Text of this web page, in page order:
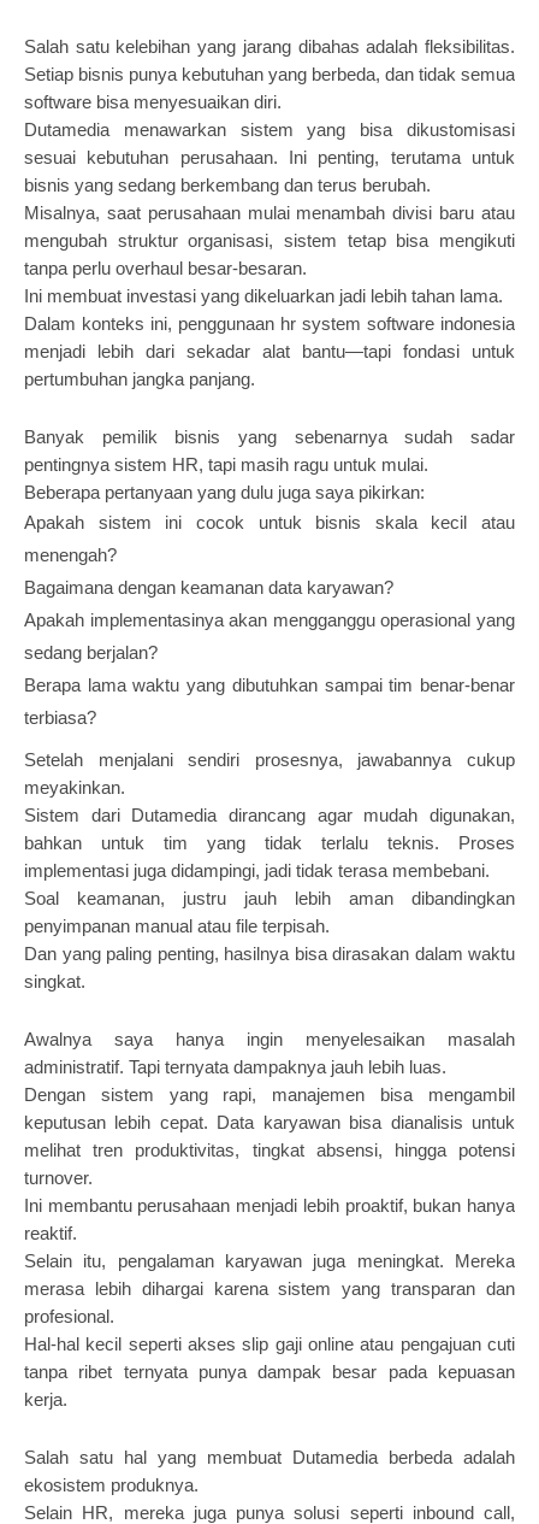
Salah satu kelebihan yang jarang dibahas adalah fleksibilitas.
Setiap bisnis punya kebutuhan yang berbeda, dan tidak semua
software bisa menyesuaikan diri.
Dutamedia menawarkan sistem yang bisa dikustomisasi
sesuai kebutuhan perusahaan. Ini penting, terutama untuk
bisnis yang sedang berkembang dan terus berubah.
Misalnya, saat perusahaan mulai menambah divisi baru atau
mengubah struktur organisasi, sistem tetap bisa mengikuti
tanpa perlu overhaul besar-besaran.
Ini membuat investasi yang dikeluarkan jadi lebih tahan lama.
Dalam konteks ini, penggunaan hr system software indonesia
menjadi lebih dari sekadar alat bantu—tapi fondasi untuk
pertumbuhan jangka panjang.
Banyak pemilik bisnis yang sebenarnya sudah sadar
pentingnya sistem HR, tapi masih ragu untuk mulai.
Beberapa pertanyaan yang dulu juga saya pikirkan:
Apakah sistem ini cocok untuk bisnis skala kecil atau
menengah?
Bagaimana dengan keamanan data karyawan?
Apakah implementasinya akan mengganggu operasional yang
sedang berjalan?
Berapa lama waktu yang dibutuhkan sampai tim benar-benar
terbiasa?
Setelah menjalani sendiri prosesnya, jawabannya cukup
meyakinkan.
Sistem dari Dutamedia dirancang agar mudah digunakan,
bahkan untuk tim yang tidak terlalu teknis. Proses
implementasi juga didampingi, jadi tidak terasa membebani.
Soal keamanan, justru jauh lebih aman dibandingkan
penyimpanan manual atau file terpisah.
Dan yang paling penting, hasilnya bisa dirasakan dalam waktu
singkat.
Awalnya saya hanya ingin menyelesaikan masalah
administratif. Tapi ternyata dampaknya jauh lebih luas.
Dengan sistem yang rapi, manajemen bisa mengambil
keputusan lebih cepat. Data karyawan bisa dianalisis untuk
melihat tren produktivitas, tingkat absensi, hingga potensi
turnover.
Ini membantu perusahaan menjadi lebih proaktif, bukan hanya
reaktif.
Selain itu, pengalaman karyawan juga meningkat. Mereka
merasa lebih dihargai karena sistem yang transparan dan
profesional.
Hal-hal kecil seperti akses slip gaji online atau pengajuan cuti
tanpa ribet ternyata punya dampak besar pada kepuasan
kerja.
Salah satu hal yang membuat Dutamedia berbeda adalah
ekosistem produknya.
Selain HR, mereka juga punya solusi seperti inbound call,